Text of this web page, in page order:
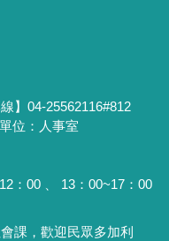
】04-25562116#812
位：人事室
：00 、 13：00~17：00
課，歡迎民眾多加利